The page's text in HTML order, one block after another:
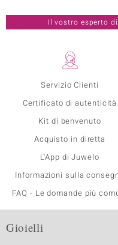
Servizio Clienti
Certificato di autenticità
Kit di benvenuto
Acquisto in diretta
L'App di Juwelo
Informazioni sulla
FAQ - Le domande più
Il vostro esperto
Gioielli